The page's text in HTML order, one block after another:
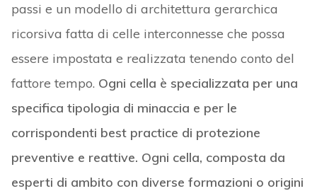
passi e un modello di architettura gerarchica
ricorsiva fatta di celle interconnesse che possa
essere impostata e realizzata tenendo conto del
fattore tempo. Ogni cella è specializzata per una
specifica tipologia di minaccia e per le
corrispondenti best practice di protezione
preventive e reattive. Ogni cella, composta da
esperti di ambito con diverse formazioni o origini